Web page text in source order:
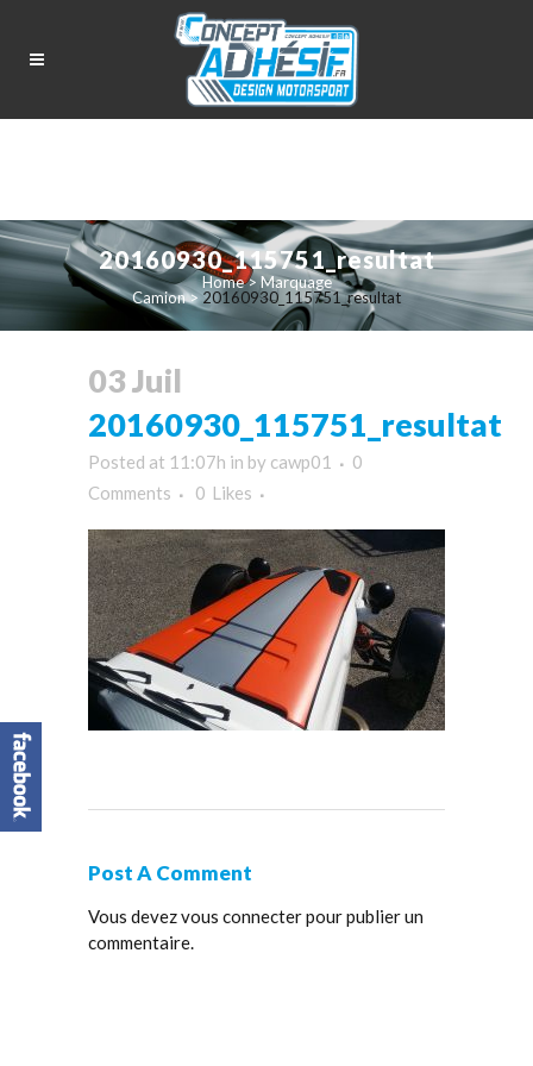
20160930_115751_resultat
Home>Marquage
Camion> 20160930_115751_resultat
03 Juil
20160930_115751_resultat
Posted at 11:07h in by cawp01
0
Comments
0 Likes
Post A Comment
Vous devezvous connecterpour publier un
commentaire.